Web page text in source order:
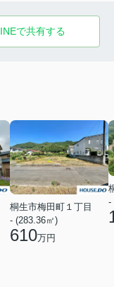
で共有する
桐生市梅田町１丁目
- (283.36㎡)
610万円
-